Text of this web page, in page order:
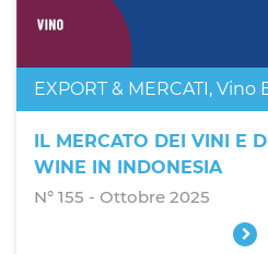
EXPORT & MERCATI, Vino
IL MERCATO DEI VINI E
WINE IN INDONESIA
N° 155 - Ottobre 2025